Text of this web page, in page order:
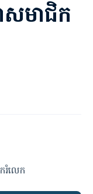
មាជិក
រំលេក